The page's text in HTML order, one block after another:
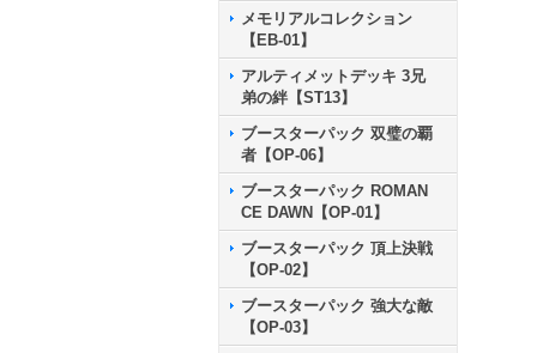
メモリアルコレクション
【EB-01】
アルティメットデッキ 3兄
弟の絆【ST13】
ブースターパック 双璧の覇
者【OP-06】
ブースターパック ROMAN
CE DAWN【OP-01】
ブースターパック 頂上決戦
【OP-02】
ブースターパック 強大な敵
【OP-03】